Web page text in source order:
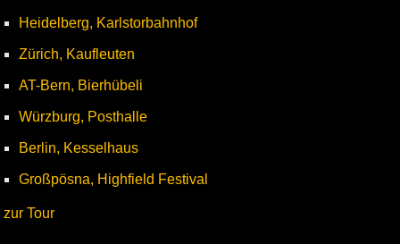
Heidelberg, Karlstorbahnhof
Zürich, Kaufleuten
AT-Bern, Bierhübeli
Würzburg, Posthalle
Berlin, Kesselhaus
Großpösna, Highfield Festival
zur Tour